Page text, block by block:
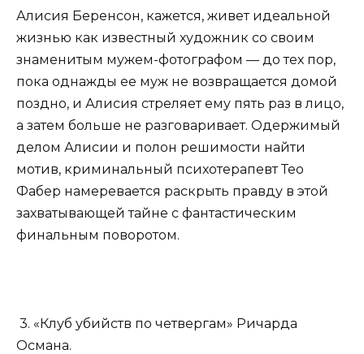
Алисия Беренсон, кажется, живет идеальной
жизнью как известный художник со своим
знаменитым мужем-фотографом — до тех пор,
пока однажды ее муж не возвращается домой
поздно, и Алисия стреляет ему пять раз в лицо,
а затем больше не разговаривает. Одержимый
делом Алисии и полон решимости найти
мотив, криминальный психотерапевт Тео
Фабер намеревается раскрыть правду в этой
захватывающей тайне с фантастическим
финальным поворотом.
3. «Клуб убийств по четвергам» Ричарда
Османа.